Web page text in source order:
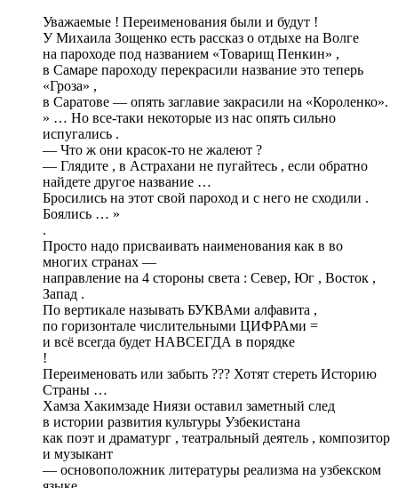
Уважаемые ! Переименования были и будут !
У Михаила Зощенко есть рассказ о отдыхе на Волге
на пароходе под названием «Товарищ Пенкин» ,
в Самаре пароходу перекрасили название это теперь
«Гроза» ,
в Саратове — опять заглавие закрасили на «Короленко».
» … Но все-таки некоторые из нас опять сильно
испугались .
— Что ж они красок-то не жалеют ?
— Глядите , в Астрахани не пугайтесь , если обратно
найдете другое название …
Бросились на этот свой пароход и с него не сходили .
Боялись … »
.
Просто надо присваивать наименования как в во
многих странах —
направление на 4 стороны света : Север, Юг , Восток ,
Запад .
По вертикале называть БУКВАми алфавита ,
по горизонтале числительными ЦИФРАми =
и всё всегда будет НАВСЕГДА в порядке
!
Переименовать или забыть ??? Хотят стереть Историю
Страны …
Хамза Хакимзаде Ниязи оставил заметный след
в истории развития культуры Узбекистана
как поэт и драматург , театральный деятель , композитор
и музыкант
— основоположник литературы реализма на узбекском